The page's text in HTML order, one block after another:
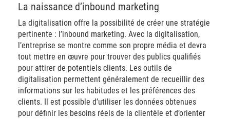
La naissance d’inbound marketing
La digitalisation offre la possibilité de créer une stratégie
pertinente : l’inbound marketing. Avec la digitalisation,
l’entreprise se montre comme son propre média et devra
tout mettre en œuvre pour trouver des publics qualifiés
pour attirer de potentiels clients. Les outils de
digitalisation permettent généralement de recueillir des
informations sur les habitudes et les préférences des
clients. Il est possible d’utiliser les données obtenues
pour définir les besoins réels de la clientèle et d’orienter